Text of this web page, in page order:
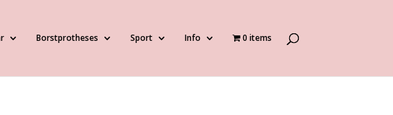
Borstprotheses Sport Info 0 items